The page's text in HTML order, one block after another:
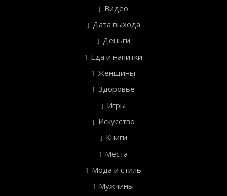
Видео
Дата выхода
Деньги
Еда и напитки
Женщины
Здоровье
Игры
Искусство
Книги
Места
Мода и стиль
Мужчины